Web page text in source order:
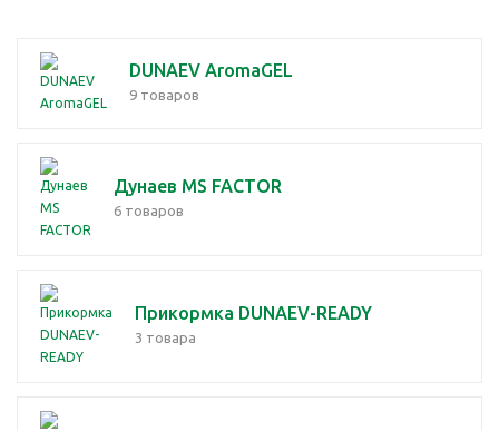
DUNAEV AromaGEL
9 товаров
Дунаев MS FACTOR
6 товаров
Прикормка DUNAEV-READY
3 товара